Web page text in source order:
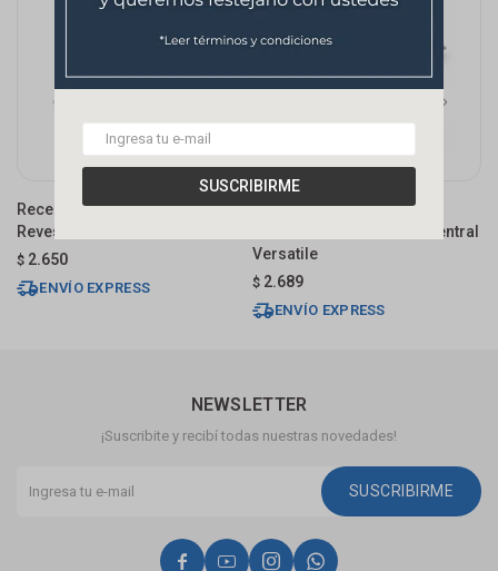
SUSCRIBIRME
Receptáculo Lineal Acero
Revestible 70 Cm Dmc
$ 2.650
ENVÍO EXPRESS
Receptaculo Tapa Acero
Inoxidable 50cm Salida Central
Versatile
$ 2.689
ENVÍO EXPRESS
NEWSLETTER
¡Suscribite y recibí todas nuestras novedades!
SUSCRIBIRME
   